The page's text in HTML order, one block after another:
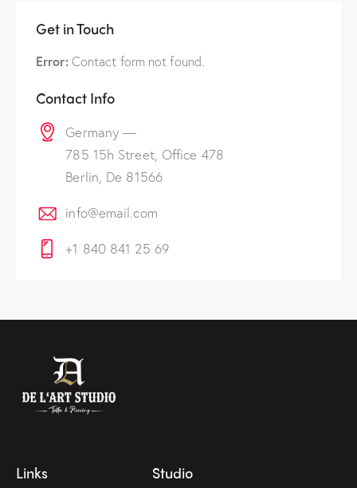
Get in Touch
Error:Contact form not found.
Contact Info
Germany —
785 15h Street, Office 478
Berlin, De 81566
info@email.com
+1 840 841 25 69
Links Studio